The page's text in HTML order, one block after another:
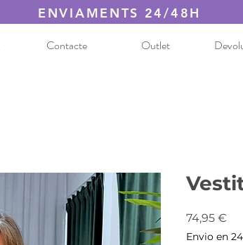
ENVIAMENTS 24/48H
Contacte Outlet
74,95 €
Envio en